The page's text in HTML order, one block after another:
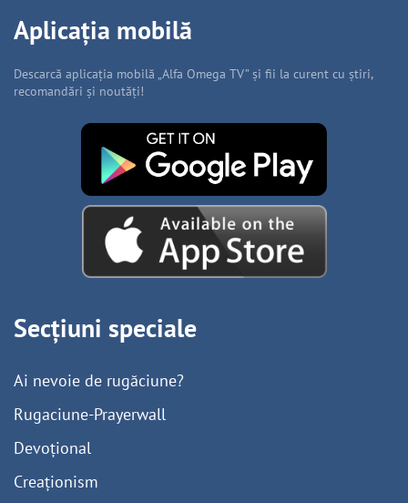
Aplicația mobilă
Descarcă aplicația mobilă „Alfa Omega TV” și fii la curent cu știri,
recomandări și noutăți!
Secțiuni speciale
Ai nevoie de rugăciune?
Rugaciune-Prayerwall
Devoțional
Creaționism